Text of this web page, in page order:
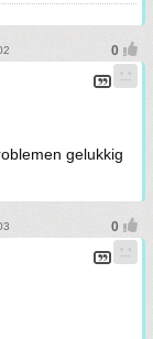
gelukkig